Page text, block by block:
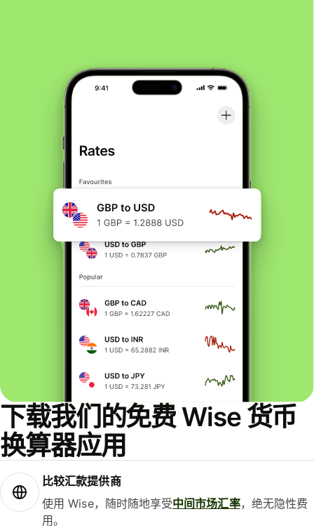
下载我们的免费 Wise 货币
换算器应用
比较汇款提供商
使用 Wise，随时随地享受中间市场汇率，绝无隐性费
用。